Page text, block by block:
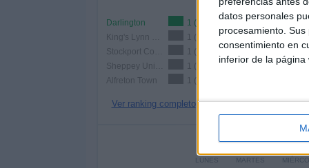
datos personales
procesamiento.
consentimiento en
inferior de la página
Darlington
1 (11,11%)
1 (11,11%)
1 (11,11%)
1 (11,11%)
Alfreton Town
1 (11,11%)
Ver ranking completo
Nº DE
LUNES MARTES